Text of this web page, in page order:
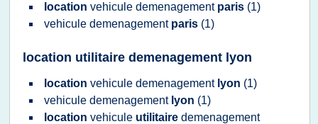
location vehicule demenagement paris (1)
vehicule demenagement paris (1)
location utilitaire demenagement lyon
location vehicule demenagement lyon (1)
vehicule demenagement lyon (1)
location vehicule utilitaire demenagement